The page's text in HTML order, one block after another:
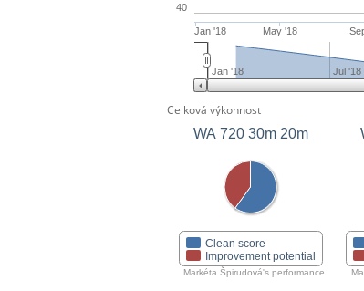
Jan '18 May '18
40
Jul '18
Jan '18
Celková výkonnost
WA 720 30m 20m
Clean score
Improvement potential
Markéta Špirudová's performance